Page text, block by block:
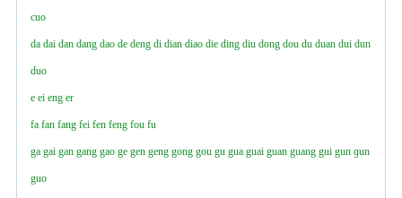
cuo
da dai dan dang dao de deng di dian diao die ding diu dong dou du duan dui dun
duo
e ei eng er
fa fan fang fei fen feng fou fu
ga gai gan gang gao ge gen geng gong gou gu gua guai guan guang gui gun ɡun
guo